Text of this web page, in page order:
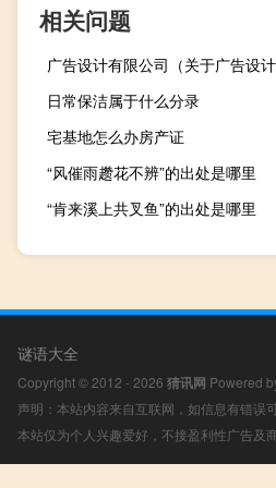
相关问题
广告设计有限公司（关于广告设
日常保洁属于什么分录
宅基地怎么办房产证
“风催雨趱花不辨”的出处是哪里
“肯来溪上共叉鱼”的出处是哪里
谜语大全
Copyright © 2012 - 2026 猜讯网 Powered
声明：本站内容来自互联网，如信息有错误
本站仅为个人兴趣爱好，不接盈利性广告及